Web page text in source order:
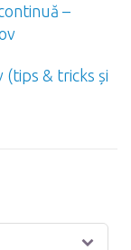
–
(tips & tricks și